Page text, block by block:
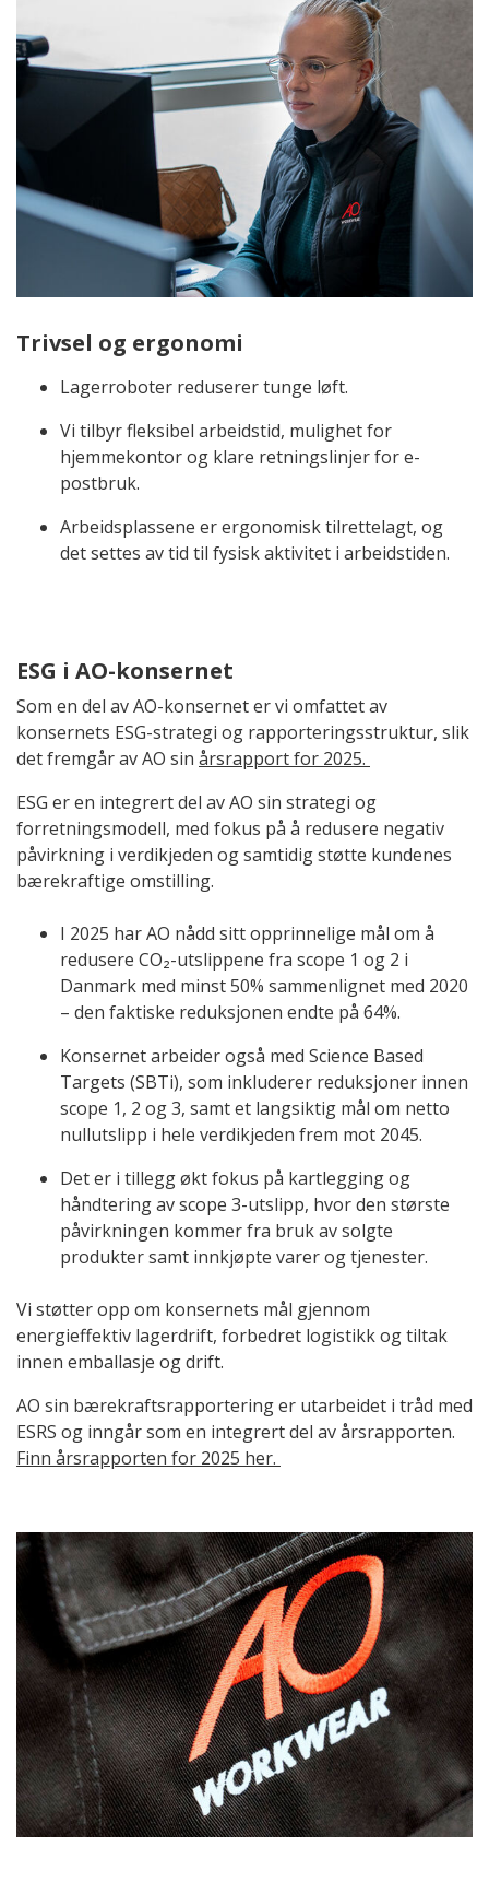
Trivsel og ergonomi
Lagerroboter reduserer tunge løft.
Vi tilbyr fleksibel arbeidstid, mulighet for
hjemmekontor og klare retningslinjer for e-
postbruk.
Arbeidsplassene er ergonomisk tilrettelagt, og
det settes av tid til fysisk aktivitet i arbeidstiden.
ESG i AO-konsernet
Som en del av AO-konsernet er vi omfattet av
konsernets ESG-strategi og rapporteringsstruktur, slik
det fremgår av AO sin årsrapport for 2025.
ESG er en integrert del av AO sin strategi og
forretningsmodell, med fokus på å redusere negativ
påvirkning i verdikjeden og samtidig støtte kundenes
bærekraftige omstilling.
I 2025 har AO nådd sitt opprinnelige mål om å
redusere CO₂-utslippene fra scope 1 og 2 i
Danmark med minst 50% sammenlignet med 2020
– den faktiske reduksjonen endte på 64%.
Konsernet arbeider også med Science Based
Targets (SBTi), som inkluderer reduksjoner innen
scope 1, 2 og 3, samt et langsiktig mål om netto
nullutslipp i hele verdikjeden frem mot 2045.
Det er i tillegg økt fokus på kartlegging og
håndtering av scope 3-utslipp, hvor den største
påvirkningen kommer fra bruk av solgte
produkter samt innkjøpte varer og tjenester.
Vi støtter opp om konsernets mål gjennom
energieffektiv lagerdrift, forbedret logistikk og tiltak
innen emballasje og drift.
AO sin bærekraftsrapportering er utarbeidet i tråd med
ESRS og inngår som en integrert del av årsrapporten.
Finn årsrapporten for 2025 her.